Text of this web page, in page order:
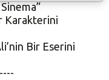
Karakterini
Bir Eserini